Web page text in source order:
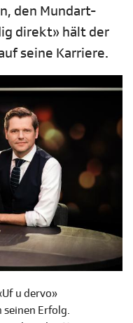
den Mundart-
direkt» hält der
seine Karriere.
u dervo»
Erfolg.